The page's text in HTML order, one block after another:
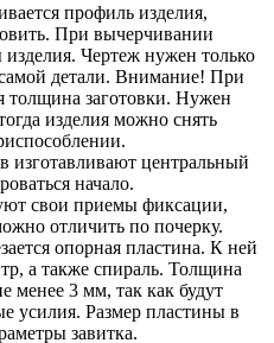
профиль изделия,
При вычерчивании
Чертеж нужен только
детали. Внимание! При
толщина заготовки. Нужен
изделия можно снять
изготавливают центральный
начало.
свои приемы фиксации,
отличить по почерку.
опорная пластина. К ней
а также спираль. Толщина
менее 3 мм, так как будут
усилия. Размер пластины в
завитка.